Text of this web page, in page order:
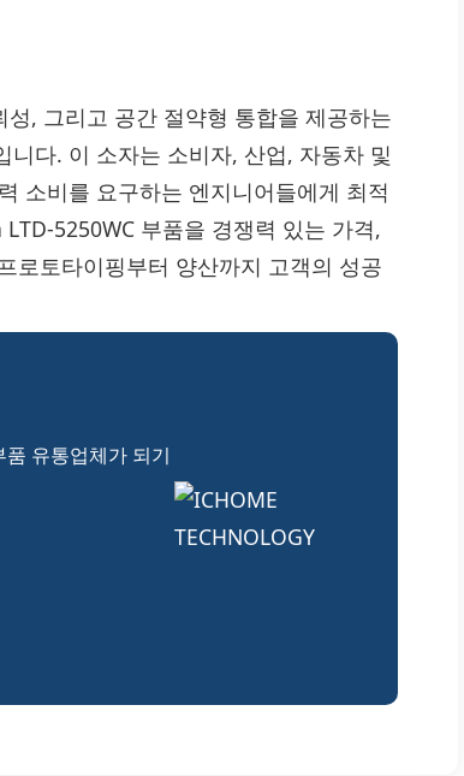
, 그리고 공간 절약형 통합을 제공하는
다. 이 소자는 소비자, 산업, 자동차 및
소비를 요구하는 엔지니어들에게 최적
5250WC 부품을 경쟁력 있는 가격,
로토타이핑부터 양산까지 고객의 성공
유통업체가 되기